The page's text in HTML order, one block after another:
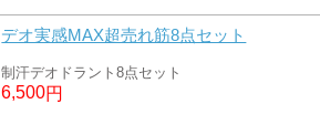
デオ実感MAX超売れ筋8点セット
制汗デオドラント8点セット
6,500円